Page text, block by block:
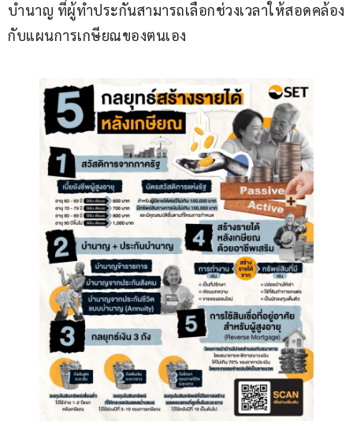
บำนาญ ที่ผู้ทำประกันสามารถเลือกช่วงเวลาให้สอดคล้อง
กับแผนการเกษียณของตนเอง